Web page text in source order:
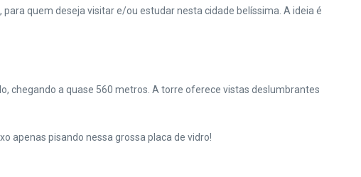
quem deseja visitar e/ou estudar nesta cidade belíssima. A ideia é
chegando a quase 560 metros. A torre oferece vistas deslumbrantes
apenas pisando nessa grossa placa de vidro!